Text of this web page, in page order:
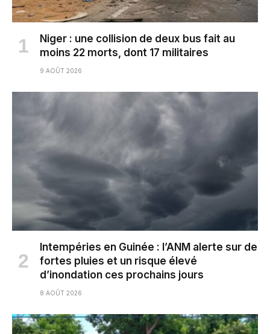
Niger : une collision de deux bus fait au
moins 22 morts, dont 17 militaires
9 AOÛT 2026
Intempéries en Guinée : l’ANM alerte sur de
fortes pluies et un risque élevé
d’inondation ces prochains jours
8 AOÛT 2026